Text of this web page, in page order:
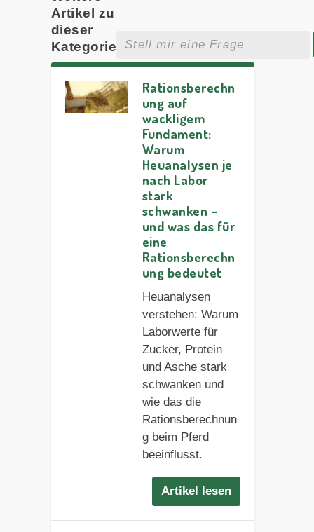
Artikel zu
dieser
Kategorie
Rationsberechn
ung auf
wackligem
Fundament:
Warum
Heuanalysen je
nach Labor
stark
schwanken –
und was das für
eine
Rationsberechn
ung bedeutet
Heuanalysen
verstehen: Warum
Laborwerte für
Zucker, Protein
und Asche stark
schwanken und
wie das die
Rationsberechnun
g beim Pferd
beeinflusst.
Artikel lesen